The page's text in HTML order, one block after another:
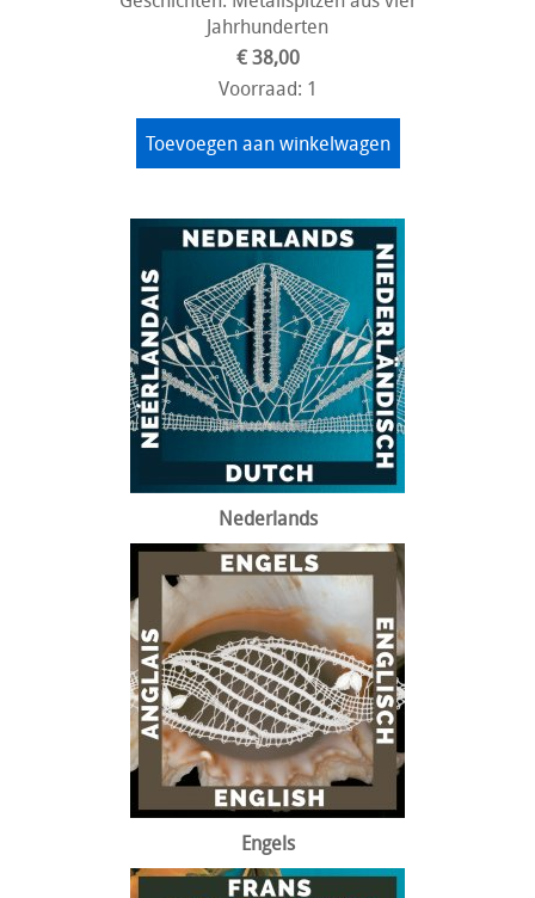
Jahrhunderten
€ 38,00
Voorraad: 1
Toevoegen aan winkelwagen
Nederlands
Engels